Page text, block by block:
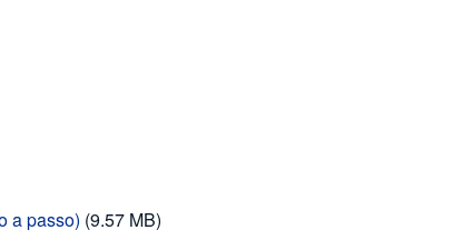
a passo) (9.57 MB)